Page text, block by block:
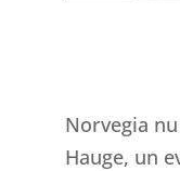
Norvegia
Hauge, un